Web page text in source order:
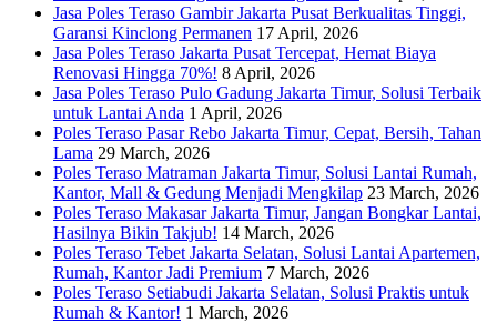
Jasa Poles Teraso Gambir Jakarta Pusat Berkualitas Tinggi,
Garansi Kinclong Permanen 17 April, 2026
Jasa Poles Teraso Jakarta Pusat Tercepat, Hemat Biaya
Renovasi Hingga 70%! 8 April, 2026
Jasa Poles Teraso Pulo Gadung Jakarta Timur, Solusi Terbaik
untuk Lantai Anda 1 April, 2026
Poles Teraso Pasar Rebo Jakarta Timur, Cepat, Bersih, Tahan
Lama 29 March, 2026
Poles Teraso Matraman Jakarta Timur, Solusi Lantai Rumah,
Kantor, Mall & Gedung Menjadi Mengkilap 23 March, 2026
Poles Teraso Makasar Jakarta Timur, Jangan Bongkar Lantai,
Hasilnya Bikin Takjub! 14 March, 2026
Poles Teraso Tebet Jakarta Selatan, Solusi Lantai Apartemen,
Rumah, Kantor Jadi Premium 7 March, 2026
Poles Teraso Setiabudi Jakarta Selatan, Solusi Praktis untuk
Rumah & Kantor! 1 March, 2026